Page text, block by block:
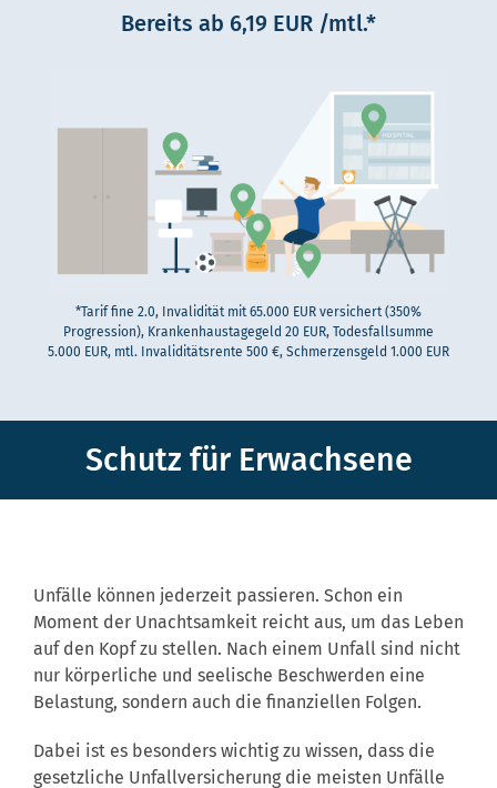
Bereits ab 6,19 EUR /mtl.*
*Tarif fine 2.0, Invalidität mit 65.000 EUR versichert (350%
Progression), Krankenhaustagegeld 20 EUR, Todesfallsumme
5.000 EUR, mtl. Invaliditätsrente 500 €, Schmerzensgeld 1.000 EUR
Schutz für Erwachsene
Unfälle können jederzeit passieren. Schon ein
Moment der Unachtsamkeit reicht aus, um das Leben
auf den Kopf zu stellen. Nach einem Unfall sind nicht
nur körperliche und seelische Beschwerden eine
Belastung, sondern auch die finanziellen Folgen.
Dabei ist es besonders wichtig zu wissen, dass die
gesetzliche Unfallversicherung die meisten Unfälle